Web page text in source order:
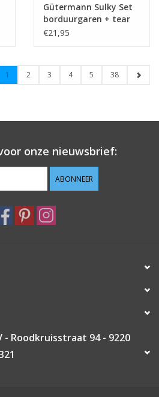
Gütermann Sulky Set
borduurgaren + tear
easy 1
€21,95
1 2 3 4 5 38
onze nieuwsbrief:
ABONNEER
- Roodkruisstraat 94 - 9220